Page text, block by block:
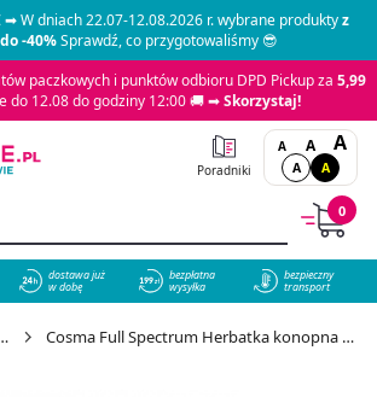
➡ W dniach 22.07-12.08.2026 r. wybrane produktyz
-40%Sprawdź, co przygotowaliśmy 😎
paczkowych i punktów odbioru DPD Pickup za 5,99
do 12.08 do godziny 12:00 🚚 ➡Skorzystaj!
Poradniki
A A A
A A
0
dostawa już
w dobę
bezpłatna
wysyłka
bezpieczny
transport
Cosma Full Spectrum Herbatka konopna z echinaceą, 40 g - cena 13,99 zł